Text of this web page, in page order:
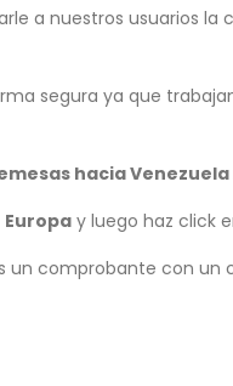
a nuestros usuarios
segura ya que
haciaVenezuela
Europa y luego haz click
comprobante con un